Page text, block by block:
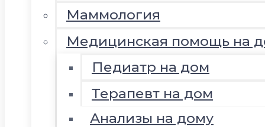
Маммология
Медицинская помощь на
Педиатр на дом
Терапевт на дом
Анализы на дому